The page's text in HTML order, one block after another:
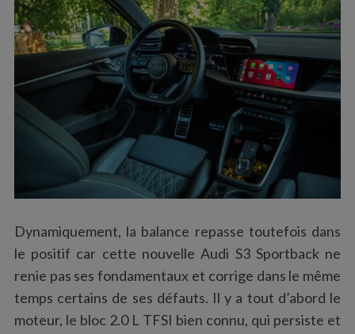
Dynamiquement, la balance repasse toutefois dans
le positif car cette nouvelle Audi S3 Sportback ne
renie pas ses fondamentaux et corrige dans le même
temps certains de ses défauts. Il y a tout d’abord le
moteur, le bloc 2.0 L TFSI bien connu, qui persiste et